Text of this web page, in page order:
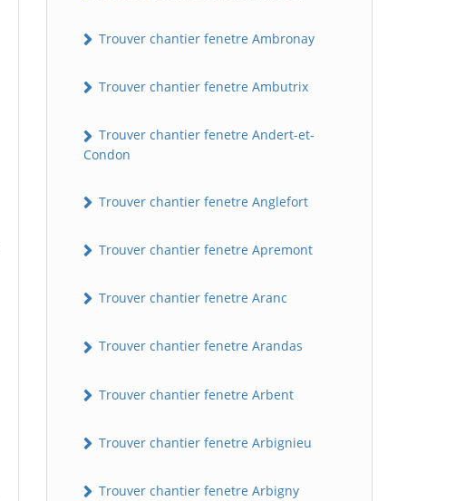
Trouver chantier fenetre Ambronay
Trouver chantier fenetre Ambutrix
Trouver chantier fenetre Andert-et-
Condon
Trouver chantier fenetre Anglefort
Trouver chantier fenetre Apremont
Trouver chantier fenetre Aranc
Trouver chantier fenetre Arandas
Trouver chantier fenetre Arbent
Trouver chantier fenetre Arbignieu
Trouver chantier fenetre Arbigny